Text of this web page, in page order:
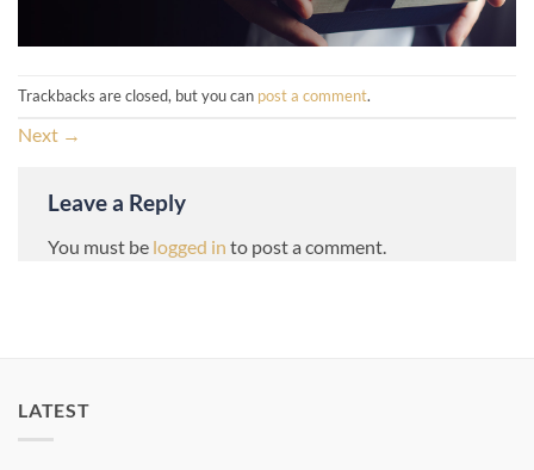
Trackbacks are closed, but you can post a comment.
Next →
Leave a Reply
You must be logged in to post a comment.
LATEST